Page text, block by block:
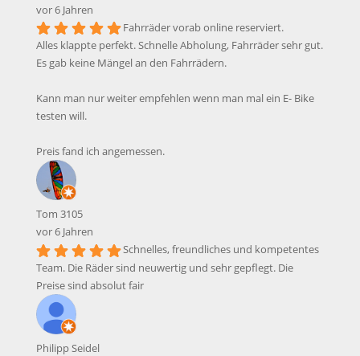
vor 6 Jahren
Fahrräder vorab online reserviert.
Alles klappte perfekt. Schnelle Abholung, Fahrräder sehr gut.
Es gab keine Mängel an den Fahrrädern.
Kann man nur weiter empfehlen wenn man mal ein E- Bike
testen will.
Preis fand ich angemessen.
Tom 3105
vor 6 Jahren
Schnelles, freundliches und kompetentes
Team. Die Räder sind neuwertig und sehr gepflegt. Die
Preise sind absolut fair
Philipp Seidel